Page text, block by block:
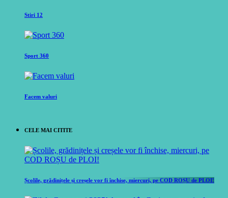
Stiri 12
Sport 360
Facem valuri
CELE MAI CITITE
Școlile, grădinițele și creșele vor fi închise, miercuri, pe COD ROȘU de PLOI!